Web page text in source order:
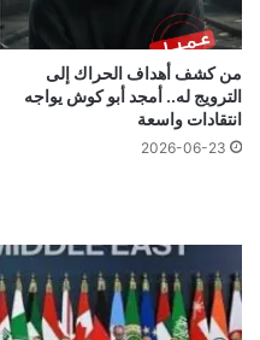
من كشف أهداف الحراك إلى
الترويج له.. أمجد أبو كوش يواجه
انتقادات واسعة
2026-06-23